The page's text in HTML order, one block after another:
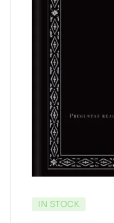
IN STOCK